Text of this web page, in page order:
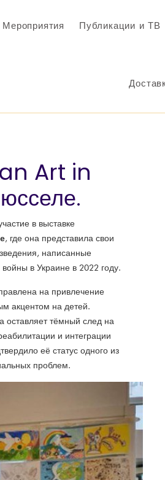
Мероприятия Публикации и ТВ
Art in
в выставке
, где она представила свои
написанные
в Украине в 2022 году.
на привлечение
акцентом на детей.
оставляет тёмный след на
и интеграции
её статус одного из
проблем.